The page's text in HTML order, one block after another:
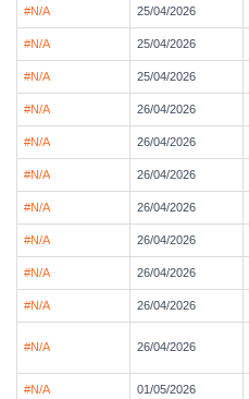
#N/A 25/04/2026
#N/A 25/04/2026
#N/A 25/04/2026
#N/A 26/04/2026
#N/A 26/04/2026
#N/A 26/04/2026
#N/A 26/04/2026
#N/A 26/04/2026
#N/A 26/04/2026
#N/A 26/04/2026
#N/A 26/04/2026
#N/A 01/05/2026